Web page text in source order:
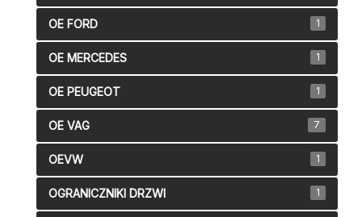
OE FORD 1
OE MERCEDES 1
OE PEUGEOT 1
OE VAG 7
OEVW 1
OGRANICZNIKI DRZWI 1